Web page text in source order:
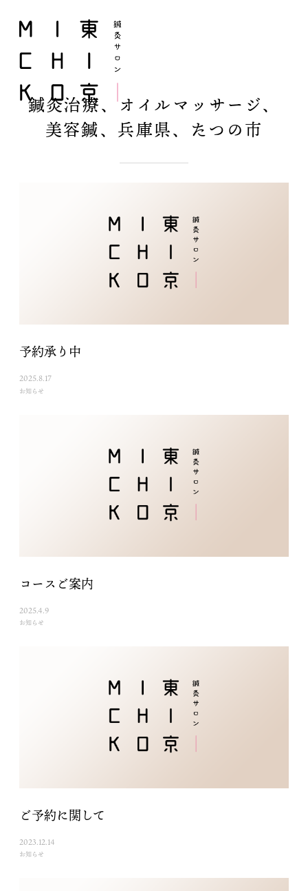
鍼灸治療、オイルマッサージ、
美容鍼、兵庫県、たつの市
予約承り中
2025.8.17
お知らせ
コースご案内
2025.4.9
お知らせ
ご予約に関して
2023.12.14
お知らせ